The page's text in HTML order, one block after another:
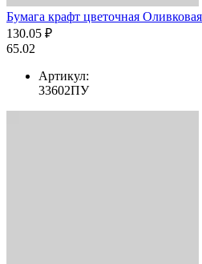
Бумага крафт цветочная
130.05 ₽
65.02
Артикул:
33602ПУ